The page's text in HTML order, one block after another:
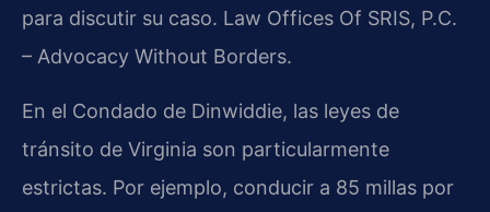
para discutir su caso. Law Offices Of SRIS, P.C.
– Advocacy Without Borders.
En el Condado de Dinwiddie, las leyes de
tránsito de Virginia son particularmente
estrictas. Por ejemplo, conducir a 85 millas por